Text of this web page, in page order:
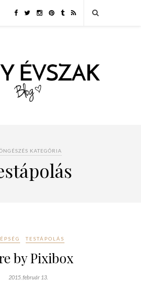
KATEGÓRIA
TESTÁPOLÁS
by Pixibox
2015. február 13.